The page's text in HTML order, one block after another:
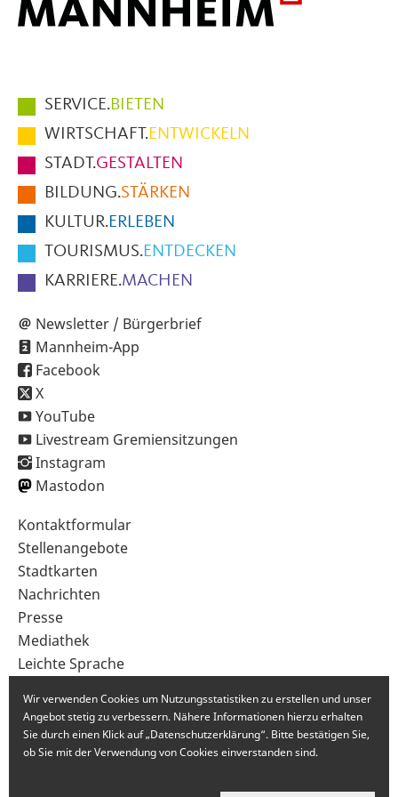
Hauptmenüpunkte
im
Fußbereich
der
Seite
SERVICE.BIETEN
WIRTSCHAFT.ENTWICKELN
STADT.GESTALTEN
BILDUNG.STÄRKEN
KULTUR.ERLEBEN
TOURISMUS.ENTDECKEN
KARRIERE.MACHEN
Newsletter / Bürgerbrief
Mannheim-App
Facebook
X
YouTube
Livestream Gremiensitzungen
Instagram
Mastodon
Sekundärnavigation
im
Fußbereich
Kontaktformular
Stellenangebote
Stadtkarten
Nachrichten
Presse
Mediathek
Leichte Sprache
Wir verwenden Cookies um Nutzungsstatistiken zu erstellen und unser
Angebot stetig zu verbessern. Nähere Informationen hierzu erhalten
Sie durch einen Klick auf „Datenschutzerklärung“. Bitte bestätigen Sie,
ob Sie mit der Verwendung von Cookies einverstanden sind.